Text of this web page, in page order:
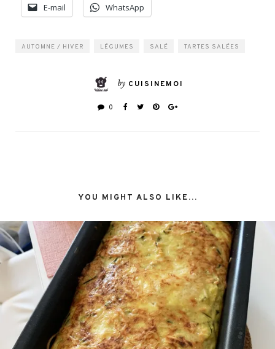
E-mail WhatsApp
AUTOMNE / HIVER LÉGUMES SALÉ TARTES SALÉES
by CUISINEMOI
0
YOU MIGHT ALSO LIKE...